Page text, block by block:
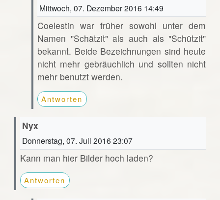
Mittwoch, 07. Dezember 2016 14:49
Coelestin war früher sowohl unter dem
Namen "Schätzit" als auch als "Schützit"
bekannt. Beide Bezeichnungen sind heute
nicht mehr gebräuchlich und sollten nicht
mehr benutzt werden.
Antworten
Nyx
Donnerstag, 07. Juli 2016 23:07
Kann man hier Bilder hoch laden?
Antworten